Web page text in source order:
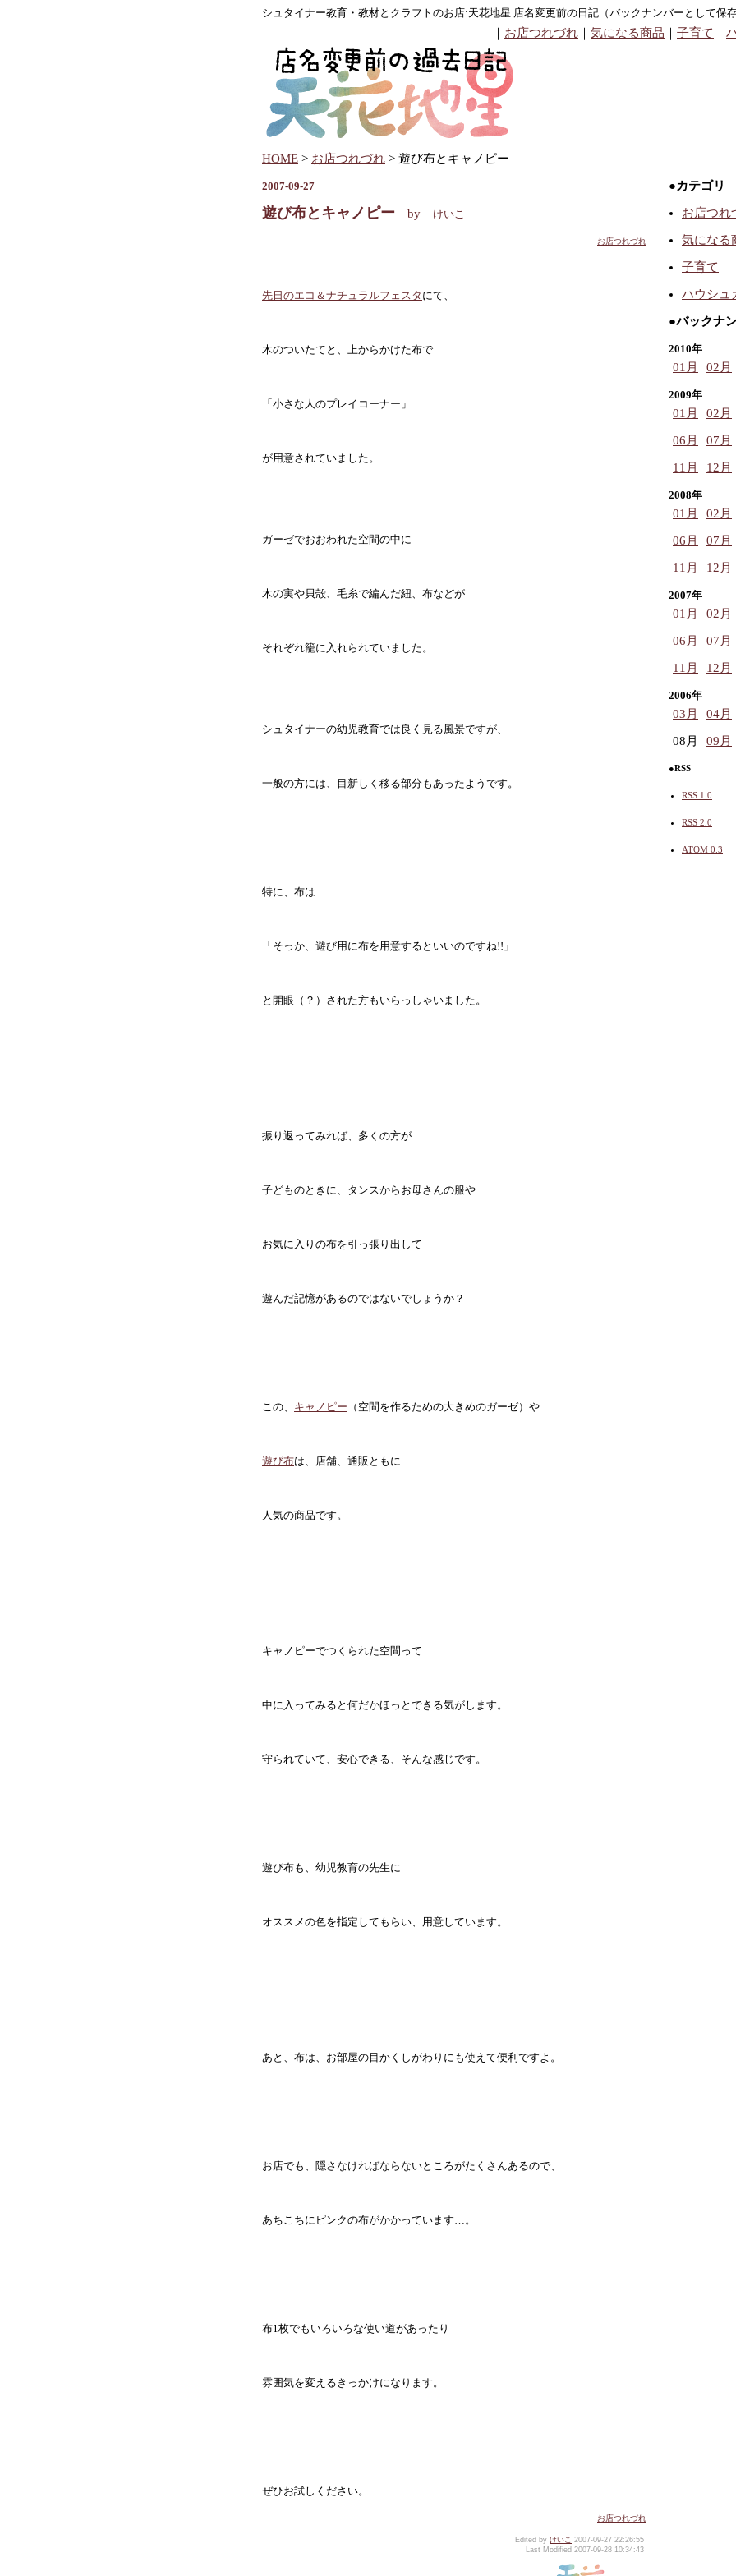
シュタイナー教育・教材とクラフトのお店:天花地星 店名変更前の日記（バックナンバーとして保存
お店つれづれ 気になる商品 子育て
HOME > お店つれづれ > 遊び布とキャノピー
2007-09-27
遊び布とキャノピー by けいこ
お店つれづれ
先日のエコ＆ナチュラルフェスタ にて、
木のついたてと、上からかけた布で
「小さな人のプレイコーナー」
が用意されていました。
ガーゼでおおわれた空間の中に
木の実や貝殻、毛糸で編んだ紐、布などが
それぞれ籠に入れられていました。
シュタイナーの幼児教育では良く見る風景ですが、
一般の方には、目新しく移る部分もあったようです。
特に、布は
「そっか、遊び用に布を用意するといいのですね!!」
と開眼（？）された方もいらっしゃいました。
振り返ってみれば、多くの方が
子どものときに、タンスからお母さんの服や
お気に入りの布を引っ張り出して
遊んだ記憶があるのではないでしょうか？
この、 キャノピー （空間を作るための大きめのガーゼ）や
遊び布は、店舗、通販ともに
人気の商品です。
キャノピーでつくられた空間って
中に入ってみると何だかほっとできる気がします。
守られていて、安心できる、そんな感じです。
遊び布も、幼児教育の先生に
オススメの色を指定してもらい、用意しています。
あと、布は、お部屋の目かくしがわりにも使えて便利ですよ。
お店でも、隠さなければならないところがたくさんあるので、
あちこちにピンクの布がかかっています…。
布1枚でもいろいろな使い道があったり
雰囲気を変えるきっかけになります。
ぜひお試しください。
お店つれづれ
Edited by けいこ 2007-09-27 22:26:55
Last Modified 2007-09-28 10:34:43
●カテゴリ
お店つれ
気になる
子育て
ハウシュ
●バックナ
2010年
01月 02月
2009年
01月 02月
06月 07月
11月 12月
2008年
01月 02月
06月 07月
11月 12月
2007年
01月 02月
06月 07月
11月 12月
2006年
03月 04月
08月 09月
●RSS
RSS 1.0
RSS 2.0
ATOM 0.3